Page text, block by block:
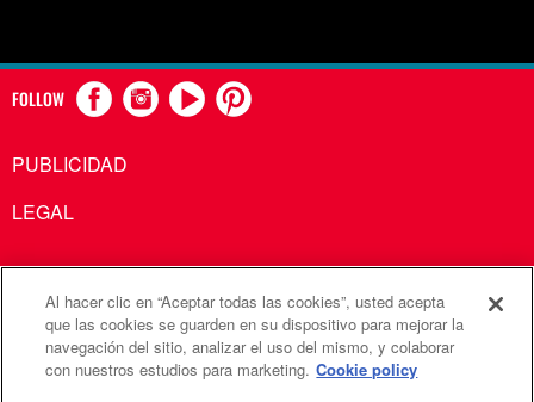
FOLLOW
PUBLICIDAD
LEGAL
Comunicaciones Metodistas Unidas es una agencia de la
Iglesia Metodista Unida
©2026Comunicaciones Metodistas Unidas. Reservados
Al hacer clic en “Aceptar todas las cookies”, usted acepta
que las cookies se guarden en su dispositivo para mejorar la
navegación del sitio, analizar el uso del mismo, y colaborar
con nuestros estudios para marketing. Cookie policy